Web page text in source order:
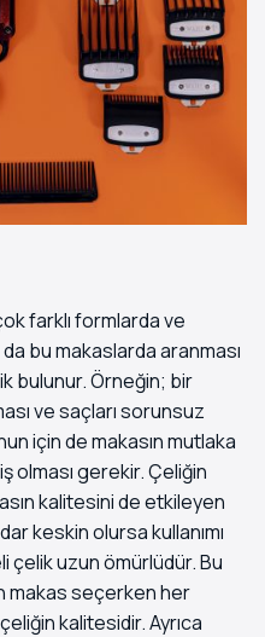
farklı formlarda ve
bu makaslarda aranması
bulunur. Örneğin; bir
ve saçları sorunsuz
için de makasın mutlaka
olması gerekir. Çeliğin
kalitesini de etkileyen
keskin olursa kullanımı
çelik uzun ömürlüdür. Bu
makas seçerken her
kalitesidir. Ayrıca